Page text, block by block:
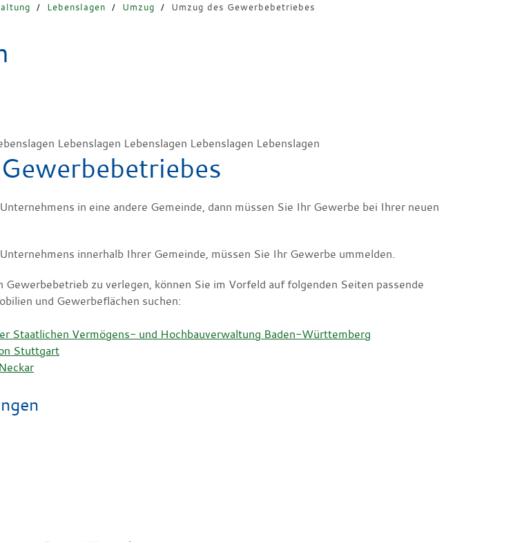
/ Lebenslagen / Umzug / Umzug des Gewerbebetriebes
Lebenslagen Lebenslagen Lebenslagen Lebenslagen
in eine andere Gemeinde, dann müssen Sie Ihr Gewerbe bei Ihrer neuen
innerhalb Ihrer Gemeinde, müssen Sie Ihr Gewerbe ummelden.
Gewerbebetrieb zu verlegen, können Sie im Vorfeld auf folgenden Seiten passende
und Gewerbeflächen suchen:
Staatlichen Vermögens- und Hochbauverwaltung Baden-Württemberg
Stuttgart